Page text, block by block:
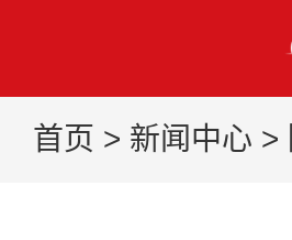
首页 > 新闻中心 >